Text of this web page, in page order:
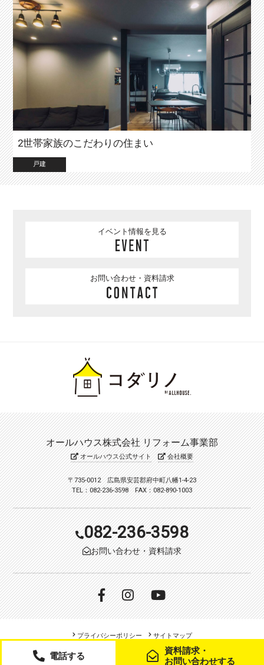
2世帯家族のこだわりの住まい
戸建
イベント情報を見る
お問い合わせ・資料請求
電話する
資料請求・
お問い合わせする
オールハウス株式会社 リフォーム事業部
オールハウス公式サイト 会社概要
〒735-0012 広島県安芸郡府中町八幡1-4-23
TEL：082-236-3598 FAX：082-890-1003
082-236-3598
お問い合わせ・資料請求
プライバシーポリシー サイトマップ
Copyright (c) allhouse. All Rights Reserved.